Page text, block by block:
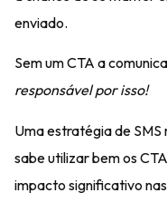
enviado.
Sem um CTA a
responsável por isso!
Uma estratégia de
sabe utilizar bem os
impacto significativo